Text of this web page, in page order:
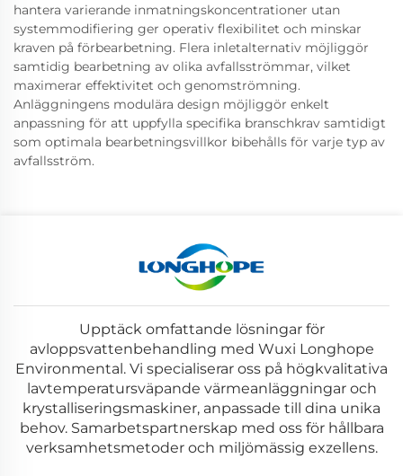
hantera varierande inmatningskoncentrationer utan
systemmodifiering ger operativ flexibilitet och minskar
kraven på förbearbetning. Flera inletalternativ möjliggör
samtidig bearbetning av olika avfallsströmmar, vilket
maximerar effektivitet och genomströmning.
Anläggningens modulära design möjliggör enkelt
anpassning för att uppfylla specifika branschkrav samtidigt
som optimala bearbetningsvillkor bibehålls för varje typ av
avfallsström.
Upptäck omfattande lösningar för
avloppsvattenbehandling med Wuxi Longhope
Environmental. Vi specialiserar oss på högkvalitativa
lavtemperatursväpande värmeanläggningar och
krystalliseringsmaskiner, anpassade till dina unika
behov. Samarbetspartnerskap med oss för hållbara
verksamhetsmetoder och miljömässig exzellens.